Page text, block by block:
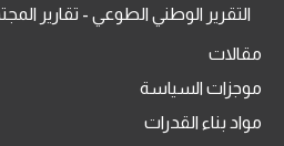
التقرير الوطني الطوعي - تقارير
مقالات
موجزات السياسة
مواد بناء القدرات